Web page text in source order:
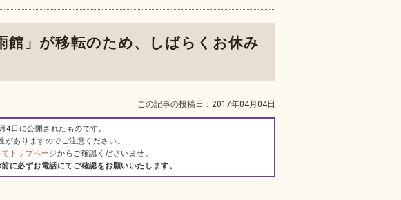
館」が移転のため、しばらくお休み
この記事の投稿日：2017年04月04日
4日に公開されたものです。
ありますのでご注意ください。
トップページからご確認くださいませ。
に必ずお電話にてご確認をお願いいたします。